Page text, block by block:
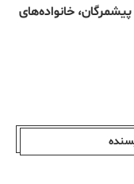
خانواده‌های